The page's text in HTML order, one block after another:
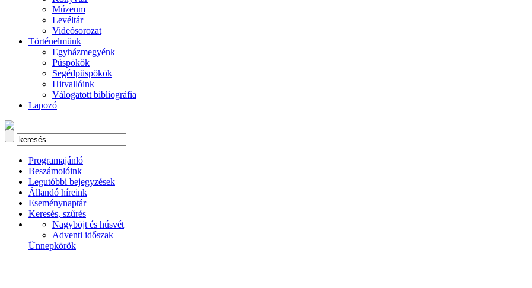
Múzeum
Levéltár
Videósorozat
Történelmünk
Egyházmegyénk
Püspökök
Segédpüspökök
Hitvallóink
Válogatott bibliográfia
Lapozó
Programajánló
Beszámolóink
Legutóbbi bejegyzések
Állandó híreink
Eseménynaptár
Keresés, szűrés
Nagyböjt és húsvét
Adventi időszak
Ünnepkörök